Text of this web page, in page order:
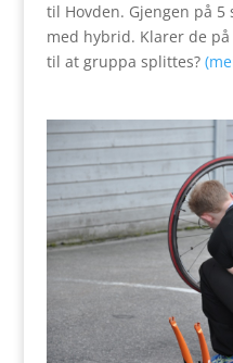
til Hovden. Gjengen på 5
med hybrid. Klarer de
til at gruppa splittes?